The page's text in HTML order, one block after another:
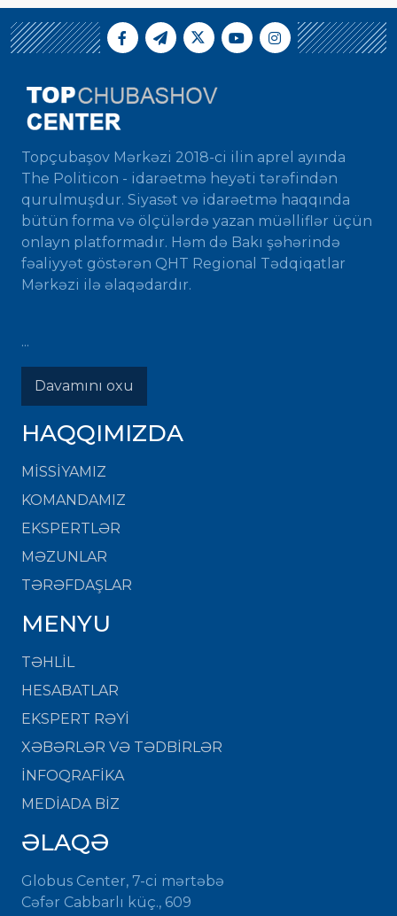
Topçubaşov Mərkəzi 2018-ci ilin aprel ayında
The Politicon - idarəetmə heyəti tərəfindən
qurulmuşdur. Siyasət və idarəetmə haqqında
bütün forma və ölçülərdə yazan müəlliflər üçün
onlayn platformadır. Həm də Bakı şəhərində
fəaliyyət göstərən QHT Regional Tədqiqatlar
Mərkəzi ilə əlaqədardır.
...
Davamını oxu
HAQQIMIZDA
MISSIYAMIZ
KOMANDAMIZ
EKSPERTLƏR
MƏZUNLAR
TƏRƏFDAŞLAR
MENYU
TƏHLİL
HESABATLAR
EKSPERT RƏYİ
XƏBƏRLƏR VƏ TƏDBİRLƏR
İNFOQRAFİKA
MEDİADA BİZ
ƏLAQƏ
Globus Center, 7-ci mərtəbə
Cəfər Cabbarlı küç., 609